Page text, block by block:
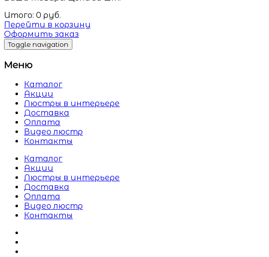
Итого: 0 руб.
Перейти в корзину
Оформить заказ
Toggle navigation
Меню
Каталог
Акции
Люстры в интерьере
Доставка
Оплата
Видео люстр
Контакты
Каталог
Акции
Люстры в интерьере
Доставка
Оплата
Видео люстр
Контакты